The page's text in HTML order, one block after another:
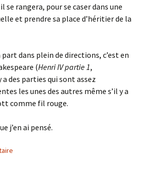
se rangera, pour se caser dans une
et prendre sa place d’héritier de la
part dans plein de directions, c’est en
(Henri IV partie 1,
des parties qui sont assez
les unes des autres même s’il y a
comme fil rouge.
j’en ai pensé.